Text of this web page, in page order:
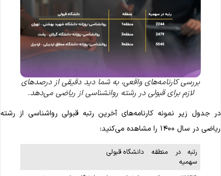
بررسی کارنامه‌های واقعی، به شما دید دقیقی از درصدهای
لازم برای قبولی در رشته روانشناسی از ریاضی می‌دهد.
جدول زیر نمونه کارنامه‌های آخرین رتبه قبولی رواشناسی از رشته
در سال ۱۴۰۰ را مشاهده می‌کنید:
رتبه در
سهمیه
منطقه دانشگاه قبولی